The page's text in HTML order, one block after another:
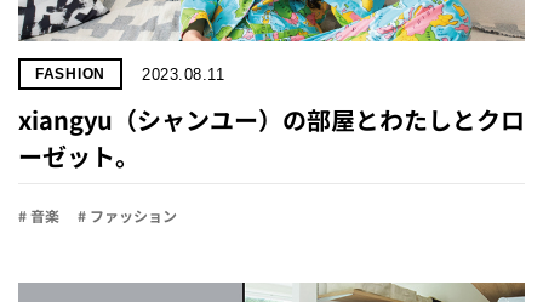
FASHION 2023.08.11
xiangyu（シャンユー）の部屋とわたしとクロ
ーゼット。
# 音楽 # ファッション